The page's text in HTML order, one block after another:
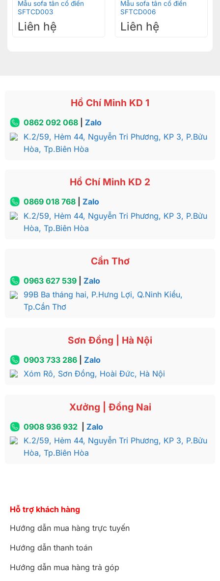
Mẫu sofa tân cổ điển
SFTCD003
Liên hệ
Mẫu sofa tân cổ điển
SFTCD006
Liên hệ
Hồ Chí Minh KD 1
0862 092 068| Zalo
K.2/59, Hẻm 44, Nguyễn Tri Phương, KP 3, P.Bửu
Hòa, Tp.Biên Hòa
Hồ Chí Minh KD 2
0869 018 768| Zalo
K.2/59, Hẻm 44, Nguyễn Tri Phương, KP 3, P.Bửu
Hòa, Tp.Biên Hòa
Cần Thơ
0963 627 539| Zalo
99B Ba tháng hai, P.Hưng Lợi, Q.Ninh Kiều,
Tp.Cần Thơ
Sơn Đồng | Hà Nội
0903 733 286| Zalo
Xóm Rô, Sơn Đồng, Hoài Đức, Hà Nội
Xưởng | Đồng Nai
0908 936 932
Zalo
K.2/59, Hẻm 44, Nguyễn Tri Phương, KP 3, P.Bửu
Hòa, Tp.Biên Hòa
Hỗ trợ khách hàng
Hướng dẫn mua hàng trực tuyến
Hướng dẫn thanh toán
Hướng dẫn mua hàng trả góp